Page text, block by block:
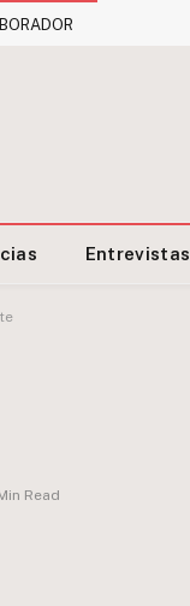
Entrevistas
Read